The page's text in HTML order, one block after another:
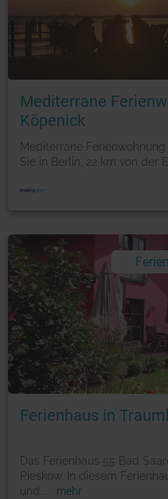
Mediterrane
Köpenick
Mediterrane
Sie in Berlin, 22 km von der
Ferienhaus in
Das Ferienhaus 55 Bad
Pieskow. In diesem
und
mehr